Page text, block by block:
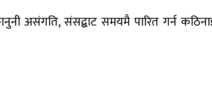
असंगति, संसद्बाट समयमै पारित गर्न